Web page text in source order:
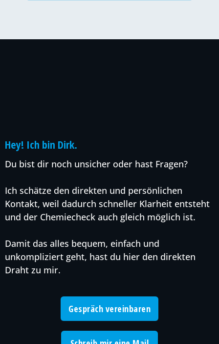
Hey! Ich bin Dirk.
Du bist dir noch unsicher oder hast Fragen?
Ich schätze den direkten und persönlichen
Kontakt, weil dadurch schneller Klarheit entsteht
und der Chemiecheck auch gleich möglich ist.
Damit das alles bequem, einfach und
unkompliziert geht, hast du hier den direkten
Draht zu mir.
Gespräch vereinbaren